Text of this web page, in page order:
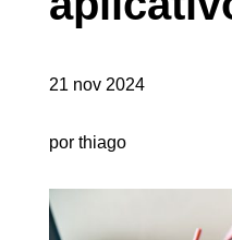
21 nov 2024
por thiago